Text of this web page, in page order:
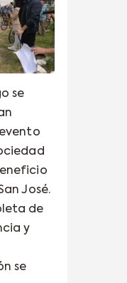
se
José.
de
y
se